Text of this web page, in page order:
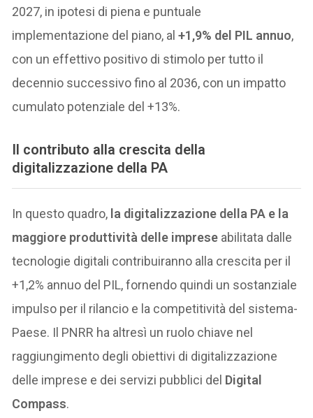
2027, in ipotesi di piena e puntuale
implementazione del piano, al+1,9% del PIL annuo,
con un effettivo positivo di stimolo per tutto il
decennio successivo fino al 2036, con un impatto
cumulato potenziale del +13%.
Il contributo alla crescita della
digitalizzazione della PA
In questo quadro, la digitalizzazione della PA e la
maggiore produttività delle imprese abilitata dalle
tecnologie digitali contribuiranno alla crescita per il
+1,2% annuo del PIL, fornendo quindi un sostanziale
impulso per il rilancio e la competitività del sistema-
Paese. Il PNRR ha altresì un ruolo chiave nel
raggiungimento degli obiettivi di digitalizzazione
delle imprese e dei servizi pubblici del Digital
Compass.